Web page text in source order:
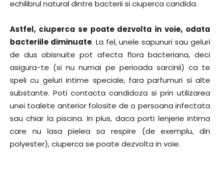
echilibrul natural dintre bacterii si ciuperca candida.
Astfel, ciuperca se poate dezvolta in voie, odata
bacteriile diminuate. La fel, unele sapunuri sau geluri
de dus obisnuite pot afecta flora bacteriana, deci
asigura-te (si nu numai pe perioada sarcinii) ca te
speli cu geluri intime speciale, fara parfumuri si alte
substante. Poti contacta candidoza si prin utilizarea
unei toalete anterior folosite de o persoana infectata
sau chiar la piscina. In plus, daca porti lenjerie intima
care nu lasa pielea sa respire (de exemplu, din
polyester), ciuperca se poate dezvolta in voie.